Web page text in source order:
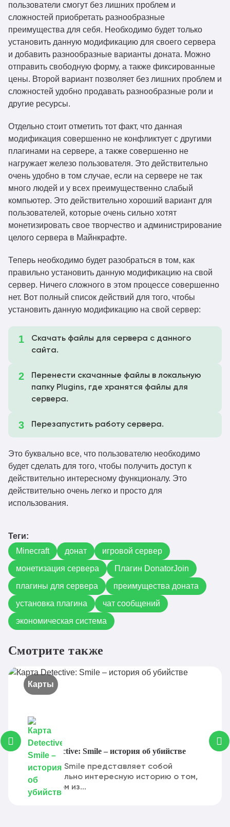
пользователи смогут без лишних проблем и
сложностей приобретать разнообразные
преимущества для себя. Необходимо будет только
установить данную модификацию для своего сервера
и добавить разнообразные варианты доната. Можно
отправить свободную форму, а также фиксированные
цены. Второй вариант позволяет без лишних проблем и
сложностей удобно продавать разнообразные роли и
другие ресурсы.
Отдельно стоит отметить тот факт, что данная
модификация совершенно не конфликтует с другими
плагинами на сервере, а также совершенно не
нагружает железо пользователя. Это действительно
очень удобно в том случае, если на сервере не так
много людей и у всех преимущественно слабый
компьютер. Это действительно хороший вариант для
пользователей, которые очень сильно хотят
монетизировать свое творчество и администрирование
целого сервера в Майнкрафте.
Теперь необходимо будет разобраться в том, как
правильно установить данную модификацию на свой
сервер. Ничего сложного в этом процессе совершенно
нет. Вот полный список действий для того, чтобы
установить данную модификацию на свой сервер:
Скачать файлы для сервера с данного
сайта.
Перенести скачанные файлы в локальную
папку Plugins, где хранятся файлы для
сервера.
Перезапустить работу сервера.
Это буквально все, что пользователю необходимо
будет сделать для того, чтобы получить доступ к
действительно интересному функционалу. Это
действительно очень легко и просто для
использования.
Теги:
Minecraft
донат
игровой сервер
монетизация сервера
Плагин DonatorJoin
плагины для сервера
преимущества доната
установка плагина
чат сообщений
экономическая система
Смотрите также
Карты
Карта Detective: Smile – история об убийстве
Detective: Smile представляет собой
действительно интересную историю о том,
что в одном из...